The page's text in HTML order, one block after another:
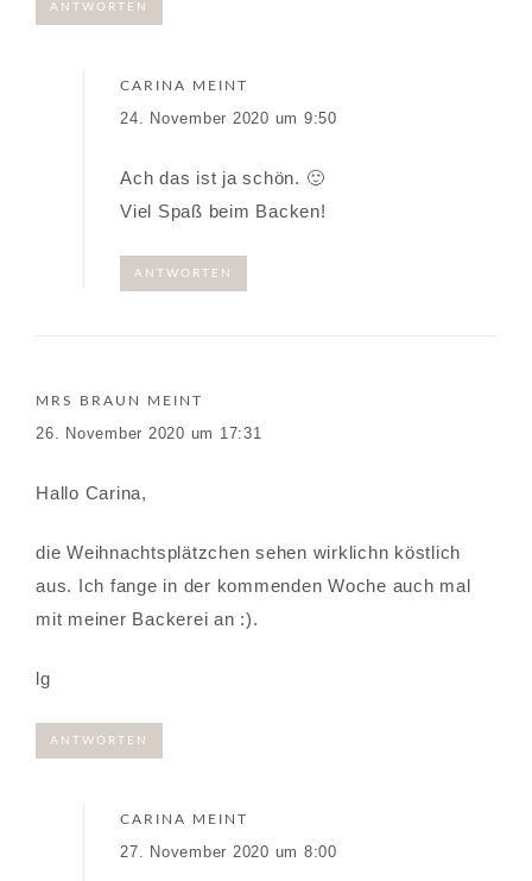
ANTWORTEN
CARINA MEINT
24. November 2020 um 9:50
Ach das ist ja schön. 🙂
Viel Spaß beim Backen!
ANTWORTEN
MRS BRAUN MEINT
26. November 2020 um 17:31
Hallo Carina,
die Weihnachtsplätzchen sehen wirklichn köstlich
aus. Ich fange in der kommenden Woche auch mal
mit meiner Backerei an :).
lg
ANTWORTEN
CARINA MEINT
27. November 2020 um 8:00